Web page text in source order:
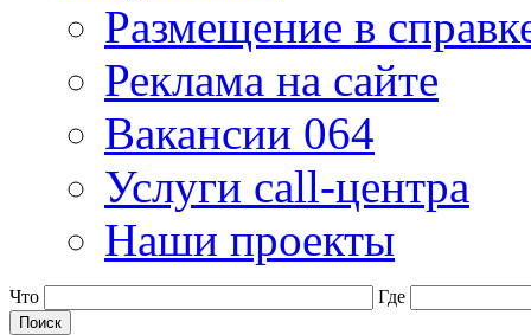
Размещение в
Реклама на сайте
Вакансии 064
Услуги call-центра
Наши проекты
Что Где